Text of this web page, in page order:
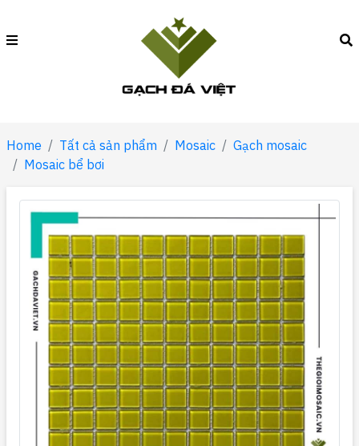
Home Tất cả sản phẩm Mosaic
Gạch mosaic
Mosaic bể bơi